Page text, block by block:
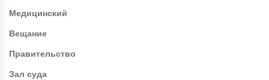
Медицинский
Вещание
Правительство
Зал суда